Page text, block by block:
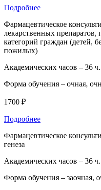
Подробнее
Фармацевтическое
лекарственных препаратов,
категорий граждан (детей,
пожилых)
Академических часов – 36 ч.
Форма обучения – очная,
1700 ₽
Подробнее
Фармацевтическое
генеза
Академических часов – 36 ч.
Форма обучения – заочная,